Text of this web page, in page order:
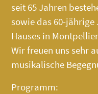
seit 65 Jahren
sowie das 60-
Hauses in
Wir freuen uns sehr
musikalische
Programm: